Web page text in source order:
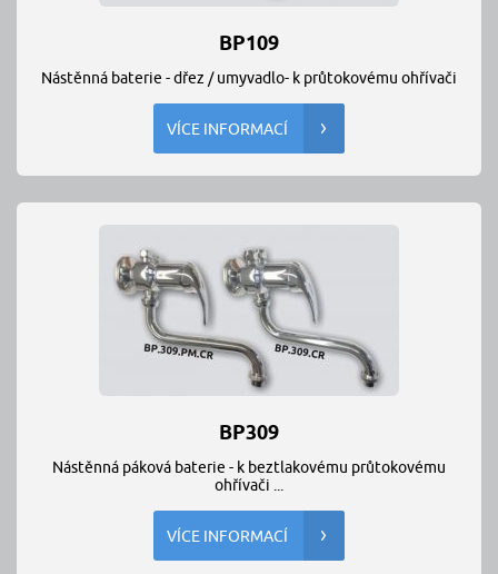
BP109
Nástěnná baterie - dřez / umyvadlo- k průtokovému ohřívači
VÍCE INFORMACÍ
BP309
Nástěnná páková baterie - k beztlakovému průtokovému
ohřívači ...
VÍCE INFORMACÍ